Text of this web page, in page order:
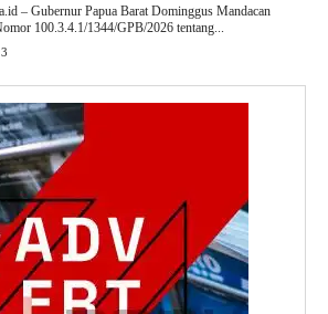
– Gubernur Papua Barat Dominggus Mandacan
100.3.4.1/1344/GPB/2026 tentang...